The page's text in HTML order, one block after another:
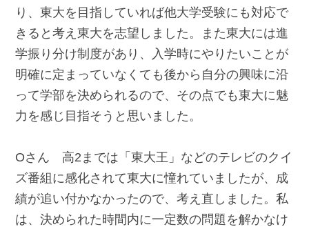
り、東大を目指していれば他大学受験にも対応で
きると考え東大を志望しました。また東大には進
学振り分け制度があり、入学時にやりたいことが
明確に定まっていなくても後から自分の興味に沿
って学部を決められるので、その点でも東大に魅
力を感じ目指そうと思いました。
Oさん 高2までは「東大王」などのテレビのクイ
ズ番組に感化されて東大に憧れていましたが、成
績が追い付かなかったので、考え直しました。私
は、決められた時間内に一定数の問題を解かなけ